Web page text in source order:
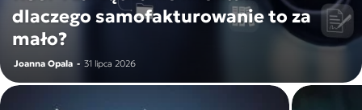
dlaczego samofakturowanie to za
mało?
Joanna Opala - 31 lipca 2026